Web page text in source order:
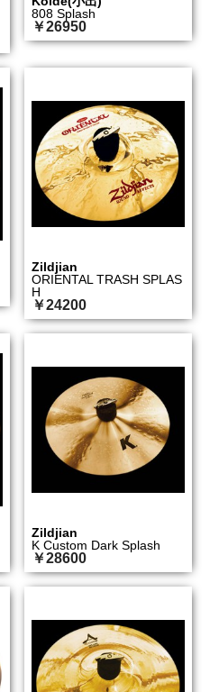
808 Splash
￥26950
Zildjian
ORIENTAL TRASH SPLAS
H
￥24200
Zildjian
K Custom Dark Splash
￥28600